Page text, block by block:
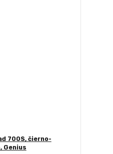
700S, čierno-
Genius